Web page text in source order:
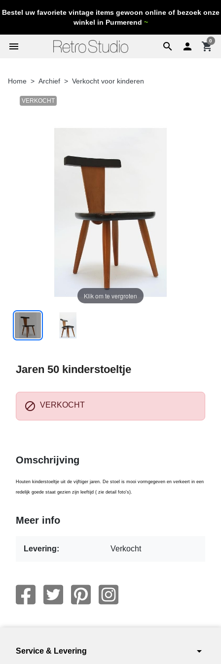
Bestel uw favoriete vintage items gewoon online of bezoek onze
winkel in Purmerend ~
search
menu  shopping_cart
0
Home Archief Verkocht voor kinderen
VERKOCHT
Klik om te vergroten
Jaren 50 kinderstoeltje
 VERKOCHT
Omschrijving
Houten kinderstoeltje uit de vijftiger jaren. De stoel is mooi vormgegeven en verkeert in een
redelijk goede staat gezien zijn leeftijd ( zie detail foto's).
Meer info
Levering: Verkocht
Service & Levering arrow_drop_down